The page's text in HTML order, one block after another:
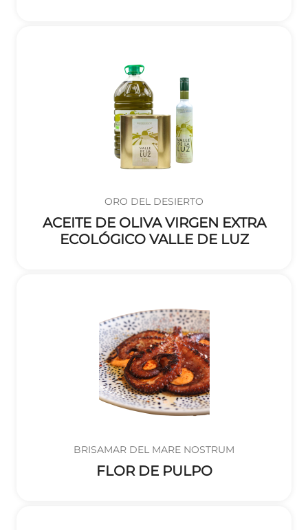
ORO DEL DESIERTO
ACEITE DE OLIVA VIRGEN EXTRA
ECOLÓGICO VALLE DE LUZ
BRISAMAR DEL MARE NOSTRUM
FLOR DE PULPO